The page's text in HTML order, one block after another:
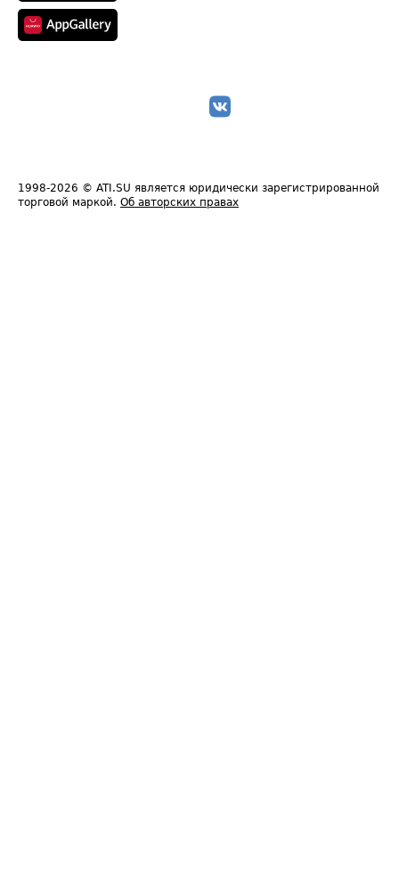
1998-2026 © ATI.SU является юридически зарегистрированной
торговой маркой. Об авторских правах